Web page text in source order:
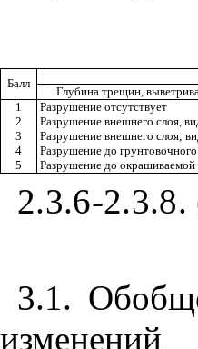
Балл
Глубина трещин,
1
Разрушение отсутствует
2
Разрушение внешнего слоя,
3
Разрушение внешнего слоя;
4
Разрушение до грунтовочного
5
Разрушение до окрашиваемой
2.3.6-2.3.8.
3.1.